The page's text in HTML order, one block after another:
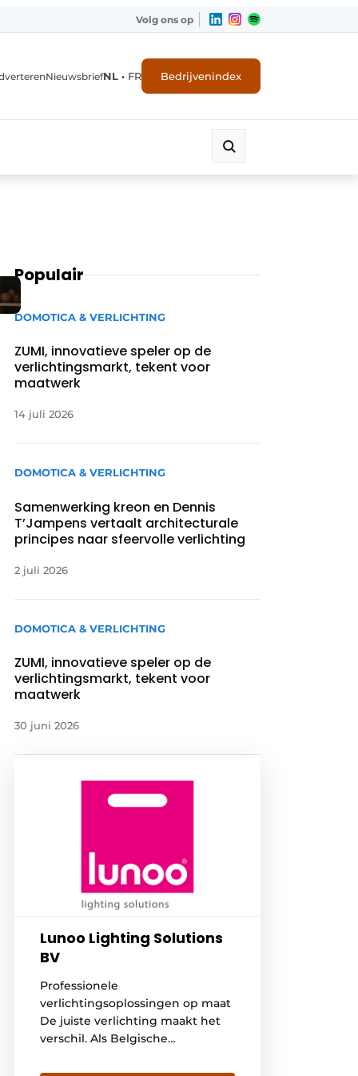
Volg ons op
NieuwsbriefNL • FR Bedrijvenindex
Populair
DOMOTICA & VERLICHTING
ZUMI, innovatieve speler op de
verlichtingsmarkt, tekent voor
maatwerk
14 juli 2026
DOMOTICA & VERLICHTING
Samenwerking kreon en Dennis
T’Jampens vertaalt architecturale
principes naar sfeervolle verlichting
2 juli 2026
DOMOTICA & VERLICHTING
ZUMI, innovatieve speler op de
verlichtingsmarkt, tekent voor
maatwerk
30 juni 2026
Lunoo Lighting Solutions
BV
Professionele
verlichtingsoplossingen op maat
De juiste verlichting maakt het
verschil. Als Belgische